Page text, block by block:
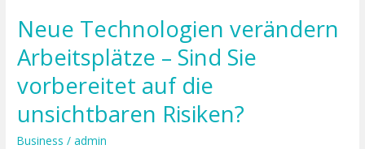
Neue Technologien verändern
Arbeitsplätze – Sind Sie
vorbereitet auf die
unsichtbaren Risiken?
Business /admin